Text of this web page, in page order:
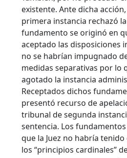
existente. Ante dicha
primera instancia rechazó
fundamento se originó en
aceptado las disposiciones
no se habrían impugnado
medidas separativas por lo
agotado la instancia
Receptados dichos
presentó recurso de
tribunal de segunda
sentencia. Los
que la Juez no habría
los “principios cardinales”